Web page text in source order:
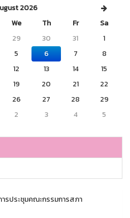
2026
We Th Fr
Sa
29 30 31
1
5 6 7
8
12 13 14
15
19 20 21
22
26 27 28
29
2 3 4 5
ารประชุมคณะกรรมการสภา